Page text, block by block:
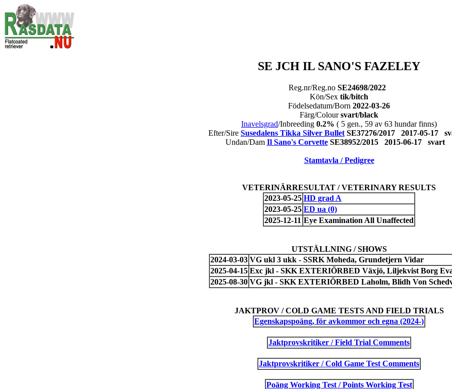
SE JCH IL SANO'S FAZELEY
Reg.nr/Reg.no SE24698/2022
Kön/Sex tik/bitch
Födelsedatum/Born 2022-03-26
Färg/Coloursvart/black
Inavelsgrad/Inbreeding 0.2% ( 5 gen., 59 av 63 hundar finns)
Efter/Sire Susedalens Tikka Silver Bullet SE37276/2017 2017-05-17
Undan/Dam Il Sano's CorvetteSE38952/2015 2015-06-17 svart
Stamtavla / Pedigree
VETERINÄRRESULTAT / VETERINARY RESULTS
2023-05-25 HD grad A
2023-05-25 ED ua (0)
2025-12-11 Eye Examination All Unaffected
UTSTÄLLNING / SHOWS
2024-03-03 VG ukl 3 ukk - SSRK Moheda, Grundetjern Vidar
2025-04-15 Exc jkl - SKK EXTERIÖRBED Växjö, Liljekvist Borg
2025-08-30 VG jkl - SKK EXTERIÖRBED Laholm, Blidh Von
JAKTPROV / COLD GAME TESTS AND FIELD TRIALS
Egenskapspoäng, för avkommor och egna (2024-)
Jaktprovskritiker / Field Trial Comments
Jaktprovskritiker / Cold Game Test Comments
Poäng Working Test / Points Working Test